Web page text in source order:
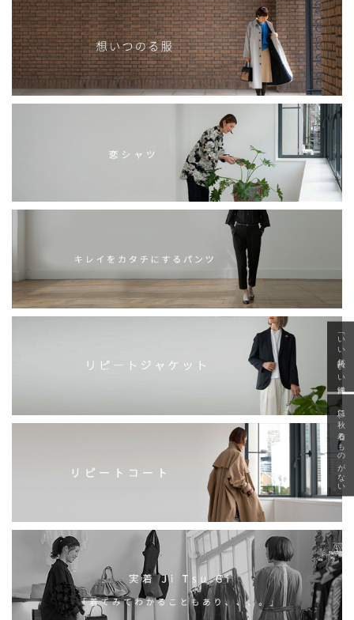
「いい年齢 いい洋服」
急に秋、着るものがない